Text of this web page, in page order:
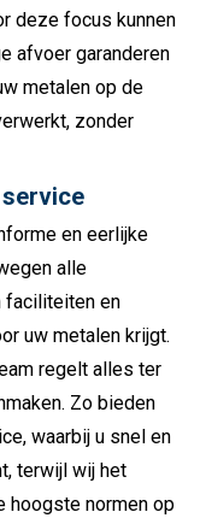
deze focus kunnen
afvoer garanderen
metalen op de
zonder
en eerlijke
alle
faciliteiten en
uw metalen krijgt.
regelt alles ter
Zo bieden
waarbij u snel en
terwijl wij het
hoogste normen op